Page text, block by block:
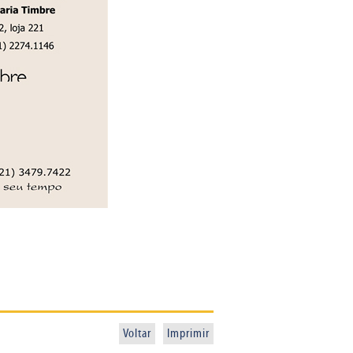
Imprimir
Voltar